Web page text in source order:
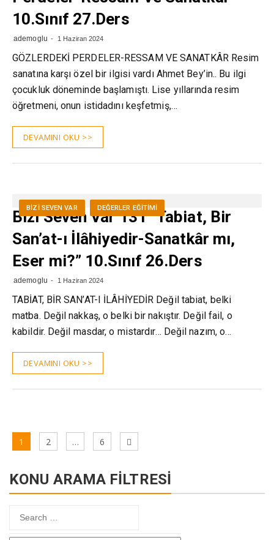
10.Sınıf 27.Ders
ademoglu 1 Haziran 2024
GÖZLERDEKİ PERDELER-RESSAM VE SANATKÂR Resim
sanatına karşı özel bir ilgisi vardı Ahmet Bey’in.. Bu ilgi
çocukluk döneminde başlamıştı. Lise yıllarında resim
öğretmeni, onun istidadını keşfetmiş,…
DEVAMINI OKU >>
BIZI SEVEN VAR DEĞERLER EĞITIMI
Bizi Seven Var 131 “Tabiat, Bir
San’at-ı İlâhiyedir-Sanatkâr mı,
Eser mi?” 10.Sınıf 26.Ders
ademoglu 1 Haziran 2024
TABİAT, BİR SAN’AT-I İLÂHİYEDİR Değil tabiat, belki
matba. Değil nakkaş, o belki bir nakış­tır. Değil fail, o
kabildir. Değil masdar, o mistardır… Değil nazım, o…
DEVAMINI OKU >>
Yazı
Page
1 Page
2 … Page
6
KONU ARAMA FİLTRESİ